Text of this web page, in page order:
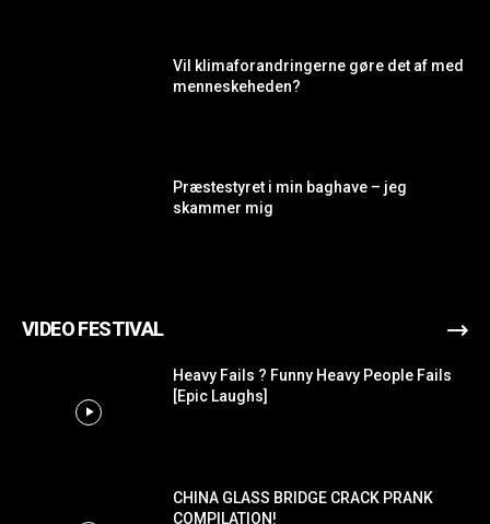
Vil klimaforandringerne gøre det af med
menneskeheden?
Præstestyret i min baghave – jeg
skammer mig
VIDEO FESTIVAL
Heavy Fails ? Funny Heavy People Fails
[Epic Laughs]
CHINA GLASS BRIDGE CRACK PRANK
COMPILATION!